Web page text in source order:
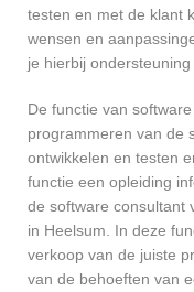
testen en met de klant
wensen en
je hierbij
De functie van
programmeren van de
ontwikkelen en testen
functie een opleiding
de software consultant
in Heelsum. In deze
verkoop van de juiste
van de behoeften van